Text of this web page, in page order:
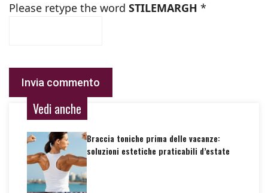
Please retype the word STILEMARGH *
Vedi anche
Braccia toniche prima delle vacanze:
soluzioni estetiche praticabili d’estate